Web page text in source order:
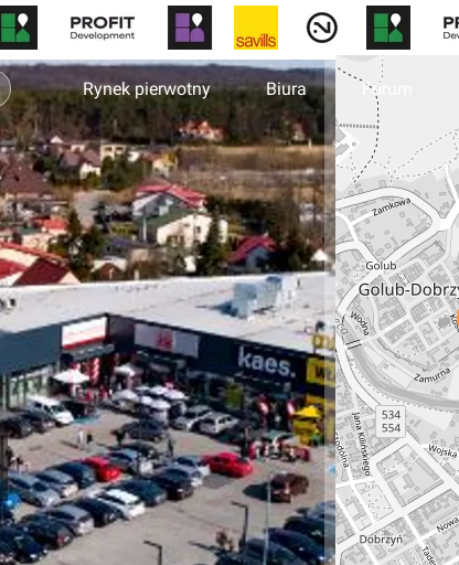
Rynek pierwotny Biura Forum